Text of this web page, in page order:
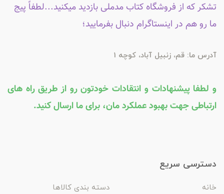
تشکر که از فروشگاه کتاب مدملی بازدید میکنید...لطفاً پیج
ما رو هم در اینستاگرام دنبال بفرمایید؛
آدرس ما: قم، زنبیل آباد، کوچه 1
و لطفا پیشنهادات و انتقادات خودتون رو از طریق راه های
ارتباطی جهت بهبود عملکرد مان، برای ما ارسال کنید.
دسترسی سریع
خانه
دسته بندی کالاها